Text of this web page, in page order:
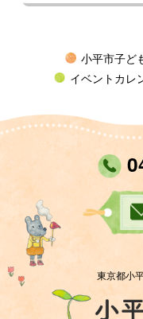
小平市子ど
イベントカレ
東京都小